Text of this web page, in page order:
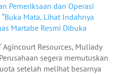
Pemeriksaan dan Operasi
Mata, Lihat Indahnya
Martabe Resmi Dibuka
Agincourt Resources, Muliady
segera memutuskan
setelah melihat besarnya